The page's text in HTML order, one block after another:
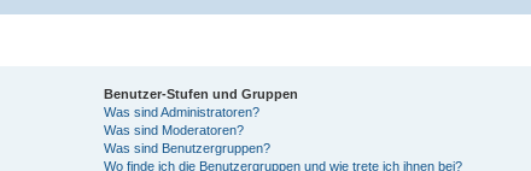
Benutzer-Stufen und Gruppen
Was sind Administratoren?
Was sind Moderatoren?
Was sind Benutzergruppen?
Wo finde ich die Benutzergruppen und wie trete ich ihnen bei?